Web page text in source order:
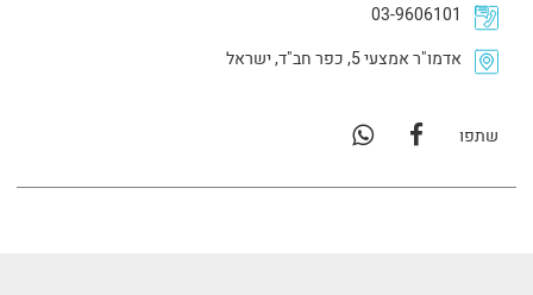
03-9606101
אדמו"ר אמצעי 5, כפר חב"ד, ישראל
שתפו